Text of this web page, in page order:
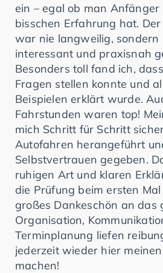
ein – egal ob man Anfänger
bisschen Erfahrung hat.
war nie langweilig, sondern
interessant und praxisnah
Besonders toll fand ich,
Fragen stellen konnte und
Beispielen erklärt wurde.
Fahrstunden waren top!
mich Schritt für Schritt
Autofahren herangeführt
Selbstvertrauen gegeben.
ruhigen Art und klaren
die Prüfung beim ersten
großes Dankeschön an das
Organisation,
Terminplanung liefen
jederzeit wieder hier
machen!